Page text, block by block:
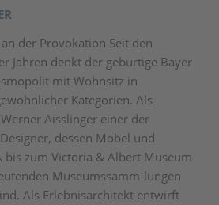
der Provokation Seit den
Jahren denkt der gebürtige Bayer
mit Wohnsitz in
Kategorien. Als
Aisslinger einer der
dessen Möbel und
zum Victoria & Albert Museum
Museumssamm-lungen
Als Erlebnisarchitekt entwirft